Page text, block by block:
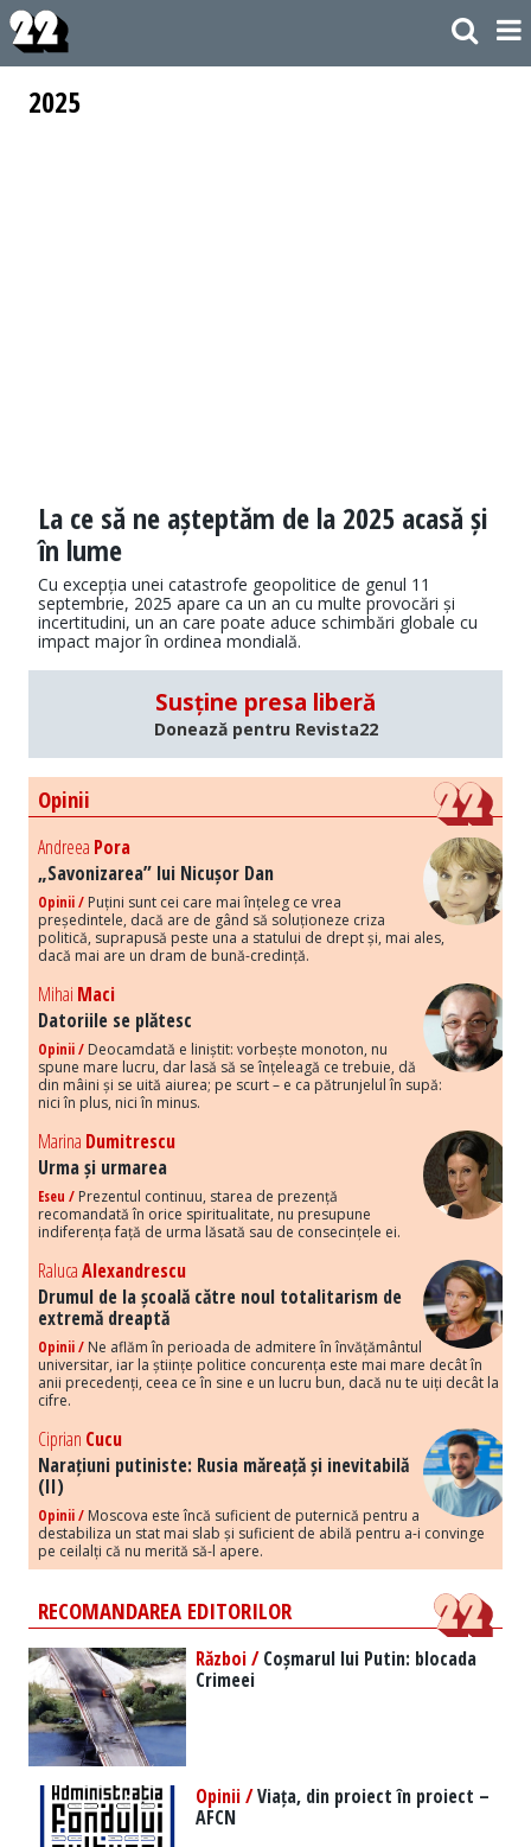
2025
La ce să ne așteptăm de la 2025 acasă și
în lume
Cu excepția unei catastrofe geopolitice de genul 11
septembrie, 2025 apare ca un an cu multe provocări și
incertitudini, un an care poate aduce schimbări globale cu
impact major în ordinea mondială.
Susține presa liberă
Donează pentru Revista22
Opinii
Andreea Pora
„Savonizarea” lui Nicușor Dan
Opinii / Puțini sunt cei care mai înțeleg ce vrea
președintele, dacă are de gând să soluționeze criza
politică, suprapusă peste una a statului de drept și, mai ales,
dacă mai are un dram de bună-credință.
Mihai Maci
Datoriile se plătesc
Opinii / Deocamdată e liniștit: vorbește monoton, nu
spune mare lucru, dar lasă să se înțeleagă ce trebuie, dă
din mâini și se uită aiurea; pe scurt – e ca pătrunjelul în supă:
nici în plus, nici în minus.
Marina Dumitrescu
Urma și urmarea
Eseu / Prezentul continuu, starea de prezență
recomandată în orice spiritualitate, nu presupune
indiferența față de urma lăsată sau de consecințele ei.
RalucaAlexandrescu
Drumul de la școală către noul totalitarism de
extremă dreaptă
Opinii / Ne aflăm în perioada de admitere în învățământul
universitar, iar la științe politice concurența este mai mare decât în
anii precedenți, ceea ce în sine e un lucru bun, dacă nu te uiți decât la
cifre.
Ciprian Cucu
Narațiuni putiniste: Rusia măreață și inevitabilă
(II)
Opinii / Moscova este încă suficient de puternică pentru a
destabiliza un stat mai slab și suficient de abilă pentru a-i convinge
pe ceilalți că nu merită să-l apere.
RECOMANDAREA EDITORILOR
Război /Coșmarul lui Putin: blocada
Crimeei
Opinii /Viața, din proiect în proiect –
AFCN